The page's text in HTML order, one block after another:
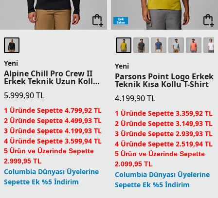
Columbia Dünyası Üyelerine
Sepette Ek %5 İndirim
Columbia Dünyası Üyelerine
Sepette Ek %5 İndirim
Yeni
Diamond Peak Pro Crew
Yeni
Diamond Peak Pro Crew